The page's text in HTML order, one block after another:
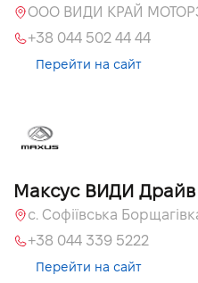
+38 044 502 44 44
Перейти на сайт
Максус ВИДИ Драйв
+38 044 339 5222
Перейти на сайт